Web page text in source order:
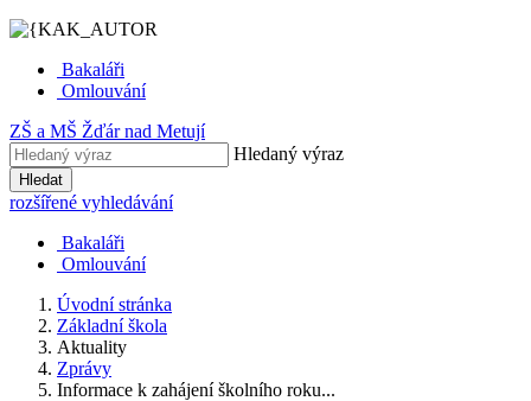
Bakaláři
Omlouvání
ZŠ a MŠ Žďár nad Metují
Hledaný výraz
Hledat
rozšířené vyhledávání
Bakaláři
Omlouvání
Úvodní stránka
Základní škola
Aktuality
Zprávy
Informace k zahájení školního roku...